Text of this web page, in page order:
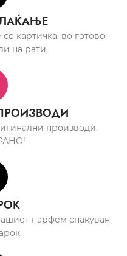
картичка, во готово
на рати.
производи.
парфем спакуван